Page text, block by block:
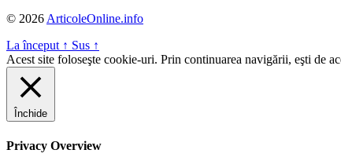
© 2026 ArticoleOnline.info
La început ↑ Sus ↑
Acest site foloseşte cookie-uri. Prin continuarea navigării, eşti de
Închide
Privacy Overview